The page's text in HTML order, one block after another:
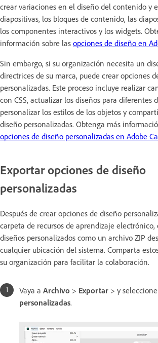
crear variaciones en el diseño del contenido y
diapositivas, los bloques de contenido, las
los componentes interactivos y los widgets.
información sobre las opciones de diseño en
Sin embargo, si su organización necesita un
directrices de su marca, puede crear opciones
personalizadas. Este proceso incluye realizar
con CSS, actualizar los diseños para diferentes
personalizar los estilos de los objetos y
diseño personalizadas. Obtenga más
opciones de diseño personalizadas en Adobe
Exportar opciones de diseño
personalizadas
Después de crear opciones de diseño
carpeta de recursos de aprendizaje electrónico,
diseños personalizados como un archivo ZIP
cualquier ubicación del sistema. Comparta
su organización para facilitar la colaboración.
Vaya a Archivo > Exportar > y seleccione
personalizadas.